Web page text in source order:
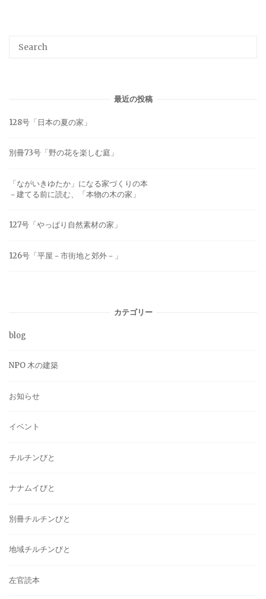
最近の投稿
128号「日本の夏の家」
別冊73号「野の花を楽しむ庭」
「ながいきゆたか」になる家づくりの本
－建てる前に読む、「本物の木の家」
127号「やっぱり自然素材の家」
126号「平屋－市街地と郊外－」
カテゴリー
blog
NPO 木の建築
お知らせ
イベント
チルチンびと
ナナムイびと
別冊チルチンびと
地域チルチンびと
左官読本